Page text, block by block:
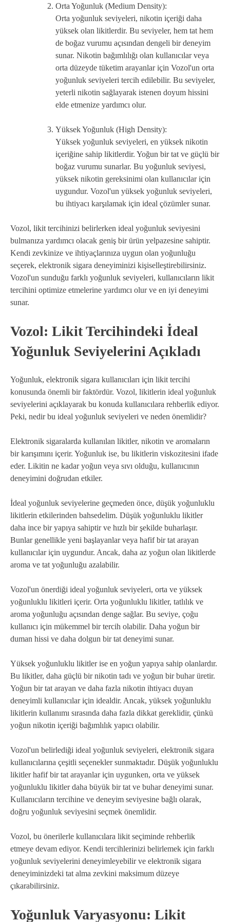
Orta Yoğunluk (Medium Density):
Orta yoğunluk seviyeleri, nikotin içeriği daha
yüksek olan likitlerdir. Bu seviyeler, hem tat hem
de boğaz vurumu açısından dengeli bir deneyim
sunar. Nikotin bağımlılığı olan kullanıcılar veya
orta düzeyde tüketim arayanlar için Vozol'un orta
yoğunluk seviyeleri tercih edilebilir. Bu seviyeler,
yeterli nikotin sağlayarak istenen doyum hissini
elde etmenize yardımcı olur.
Yüksek Yoğunluk (High Density):
Yüksek yoğunluk seviyeleri, en yüksek nikotin
içeriğine sahip likitlerdir. Yoğun bir tat ve güçlü bir
boğaz vurumu sunarlar. Bu yoğunluk seviyesi,
yüksek nikotin gereksinimi olan kullanıcılar için
uygundur. Vozol'un yüksek yoğunluk seviyeleri,
bu ihtiyacı karşılamak için ideal çözümler sunar.
Vozol, likit tercihinizi belirlerken ideal yoğunluk seviyesini
bulmanıza yardımcı olacak geniş bir ürün yelpazesine sahiptir.
Kendi zevkinize ve ihtiyaçlarınıza uygun olan yoğunluğu
seçerek, elektronik sigara deneyiminizi kişiselleştirebilirsiniz.
Vozol'un sunduğu farklı yoğunluk seviyeleri, kullanıcıların likit
tercihini optimize etmelerine yardımcı olur ve en iyi deneyimi
sunar.
Vozol: Likit Tercihindeki İdeal
Yoğunluk Seviyelerini Açıkladı
Yoğunluk, elektronik sigara kullanıcıları için likit tercihi
konusunda önemli bir faktördür. Vozol, likitlerin ideal yoğunluk
seviyelerini açıklayarak bu konuda kullanıcılara rehberlik ediyor.
Peki, nedir bu ideal yoğunluk seviyeleri ve neden önemlidir?
Elektronik sigaralarda kullanılan likitler, nikotin ve aromaların
bir karışımını içerir. Yoğunluk ise, bu likitlerin viskozitesini ifade
eder. Likitin ne kadar yoğun veya sıvı olduğu, kullanıcının
deneyimini doğrudan etkiler.
İdeal yoğunluk seviyelerine geçmeden önce, düşük yoğunluklu
likitlerin etkilerinden bahsedelim. Düşük yoğunluklu likitler
daha ince bir yapıya sahiptir ve hızlı bir şekilde buharlaşır.
Bunlar genellikle yeni başlayanlar veya hafif bir tat arayan
kullanıcılar için uygundur. Ancak, daha az yoğun olan likitlerde
aroma ve tat yoğunluğu azalabilir.
Vozol'un önerdiği ideal yoğunluk seviyeleri, orta ve yüksek
yoğunluklu likitleri içerir. Orta yoğunluklu likitler, tatlılık ve
aroma yoğunluğu açısından denge sağlar. Bu seviye, çoğu
kullanıcı için mükemmel bir tercih olabilir. Daha yoğun bir
duman hissi ve daha dolgun bir tat deneyimi sunar.
Yüksek yoğunluklu likitler ise en yoğun yapıya sahip olanlardır.
Bu likitler, daha güçlü bir nikotin tadı ve yoğun bir buhar üretir.
Yoğun bir tat arayan ve daha fazla nikotin ihtiyacı duyan
deneyimli kullanıcılar için idealdir. Ancak, yüksek yoğunluklu
likitlerin kullanımı sırasında daha fazla dikkat gereklidir, çünkü
yoğun nikotin içeriği bağımlılık yapıcı olabilir.
Vozol'un belirlediği ideal yoğunluk seviyeleri, elektronik sigara
kullanıcılarına çeşitli seçenekler sunmaktadır. Düşük yoğunluklu
likitler hafif bir tat arayanlar için uygunken, orta ve yüksek
yoğunluklu likitler daha büyük bir tat ve buhar deneyimi sunar.
Kullanıcıların tercihine ve deneyim seviyesine bağlı olarak,
doğru yoğunluk seviyesini seçmek önemlidir.
Vozol, bu önerilerle kullanıcılara likit seçiminde rehberlik
etmeye devam ediyor. Kendi tercihlerinizi belirlemek için farklı
yoğunluk seviyelerini deneyimleyebilir ve elektronik sigara
deneyiminizdeki tat alma zevkini maksimum düzeye
çıkarabilirsiniz.
Yoğunluk Varyasyonu: Likit